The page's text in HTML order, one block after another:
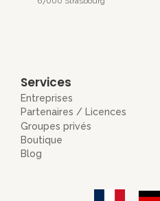
Services
Entreprises
Partenaires / Licences
Groupes privés
Boutique
Blog